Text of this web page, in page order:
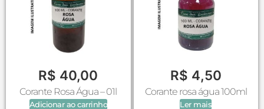
R$ 40,00
Corante Rosa Água – 01l
Adicionar ao carrinho
R$ 4,50
Corante rosa água 100ml
Ler mais